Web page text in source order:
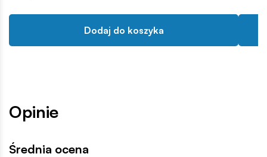
Dodaj do koszyka
Opinie
Średnia ocena